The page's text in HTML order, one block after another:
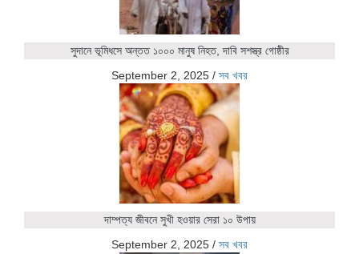
সুদানে ভূমিধসে অন্তত ১০০০ মানুষ নিহত, দাবি সশস্ত্র গোষ্ঠীর
September 2, 2025 / সব খবর
দাম্পত্য জীবনে সুখী হওয়ার সেরা ১০ উপায়
September 2, 2025 / সব খবর